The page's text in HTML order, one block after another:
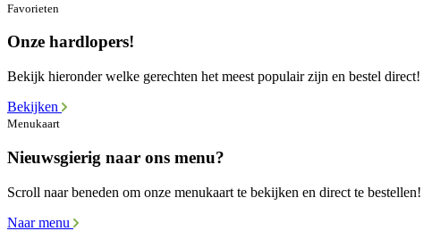
Favorieten
Onze hardlopers!
Bekijk hieronder welke gerechten het meest populair zijn en bestel direct!
Bekijken
Menukaart
Nieuwsgierig naar ons menu?
Scroll naar beneden om onze menukaart te bekijken en direct te bestellen!
Naar menu